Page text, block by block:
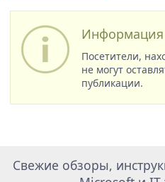
Информация
Посетители,
не могут
публикации.
Свежие обзоры,